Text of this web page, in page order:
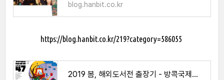
blog.hanbit.co.kr
https://blog.hanbit.co.kr/219?category=586055
2019 봄, 해외도서전 출장기 - 방콕국제도서전